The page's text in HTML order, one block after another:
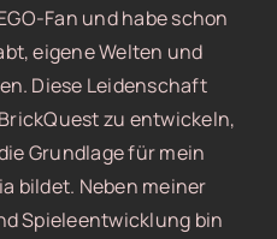
Fan und habe schon
eigene Welten und
Diese Leidenschaft
zu entwickeln,
Grundlage für mein
bildet. Neben meiner
Spieleentwicklung bin